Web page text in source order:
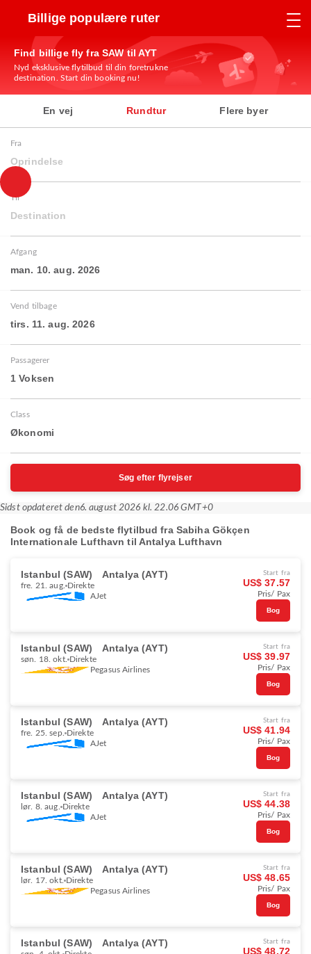
Billige populære ruter
Find billige fly fra SAW til AYT
Nyd eksklusive flytilbud til din foretrukne
destination. Start din booking nu!
En vej Rundtur Flere byer
Fra
Oprindelse
Til
Destination
Afgang
man. 10. aug. 2026
Vend tilbage
tirs. 11. aug. 2026
Passagerer
1 Voksen
Class
Økonomi
Søg efter flyrejser
Sidst opdateret den6. august 2026 kl. 22.06 GMT+0
Book og få de bedste flytilbud fra Sabiha Gökçen
Internationale Lufthavn til Antalya Lufthavn
Istanbul (SAW) Antalya (AYT)
fre. 21. aug. Direkte
AJet
Start fra
US$ 37.57
Pris/ Pax
Bog
Istanbul (SAW) Antalya (AYT)
søn. 18. okt. Direkte
Pegasus Airlines
Start fra
US$ 39.97
Pris/ Pax
Bog
Istanbul (SAW) Antalya (AYT)
fre. 25. sep. Direkte
AJet
Start fra
US$ 41.94
Pris/ Pax
Bog
Istanbul (SAW) Antalya (AYT)
lør. 8. aug. Direkte
AJet
Start fra
US$ 44.38
Pris/ Pax
Bog
Istanbul (SAW) Antalya (AYT)
lør. 17. okt. Direkte
Pegasus Airlines
Start fra
US$ 48.65
Pris/ Pax
Bog
Istanbul (SAW) Antalya (AYT) Start fra
US$ 48.72